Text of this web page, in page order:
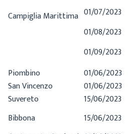
Campiglia Marittima 01/07/2023
01/08/2023
01/09/2023
Piombino 01/06/2023
San Vincenzo
01/06/2023
Suvereto
15/06/2023
Bibbona
15/06/2023